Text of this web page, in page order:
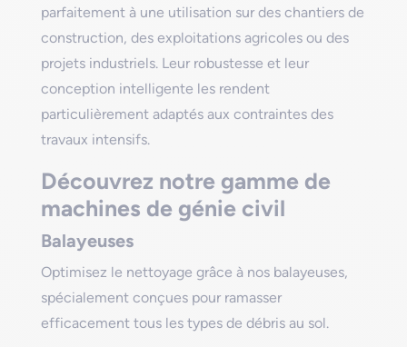
parfaitement à une utilisation sur des chantiers de
construction, des exploitations agricoles ou des
projets industriels. Leur robustesse et leur
conception intelligente les rendent
particulièrement adaptés aux contraintes des
travaux intensifs.
Découvrez notre gamme de
machines de génie civil
Balayeuses
Optimisez le nettoyage grâce à nos balayeuses,
spécialement conçues pour ramasser
efficacement tous les types de débris au sol.